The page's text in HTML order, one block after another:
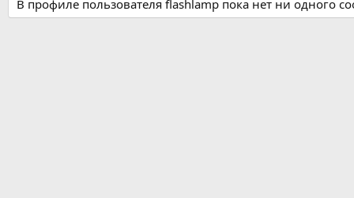
В профиле пользователя flashlamp пока нет ни одного